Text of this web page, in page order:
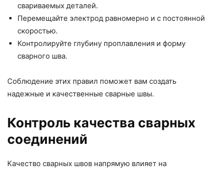
свариваемых деталей.
Перемещайте электрод равномерно и с постоянной
скоростью.
Контролируйте глубину проплавления и форму
сварного шва.
Соблюдение этих правил поможет вам создать
надежные и качественные сварные швы.
Контроль качества сварных
соединений
Качество сварных швов напрямую влияет на